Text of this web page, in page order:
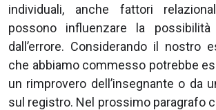
individuali, anche fattori
possono influenzare la possibilità
dall’errore. Considerando il nostro
che abbiamo commesso potrebbe
un rimprovero dell’insegnante o da
sul registro. Nel prossimo paragrafo